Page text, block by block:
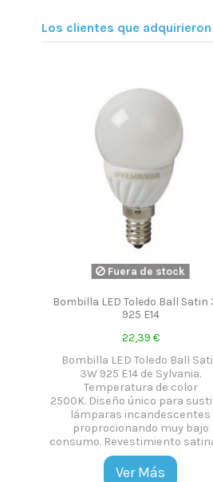
Los clientes que
Fuera de stock
Bombilla LED Toledo Ball Satin
925 E14
22,39 €
Bombilla LED Toledo Ball
3W 925 E14 de Sylvania.
Temperatura de color
2500K. Diseño único para
lámparas incandescentes
proprocionando muy bajo
consumo. Revestimiento
Ver Más